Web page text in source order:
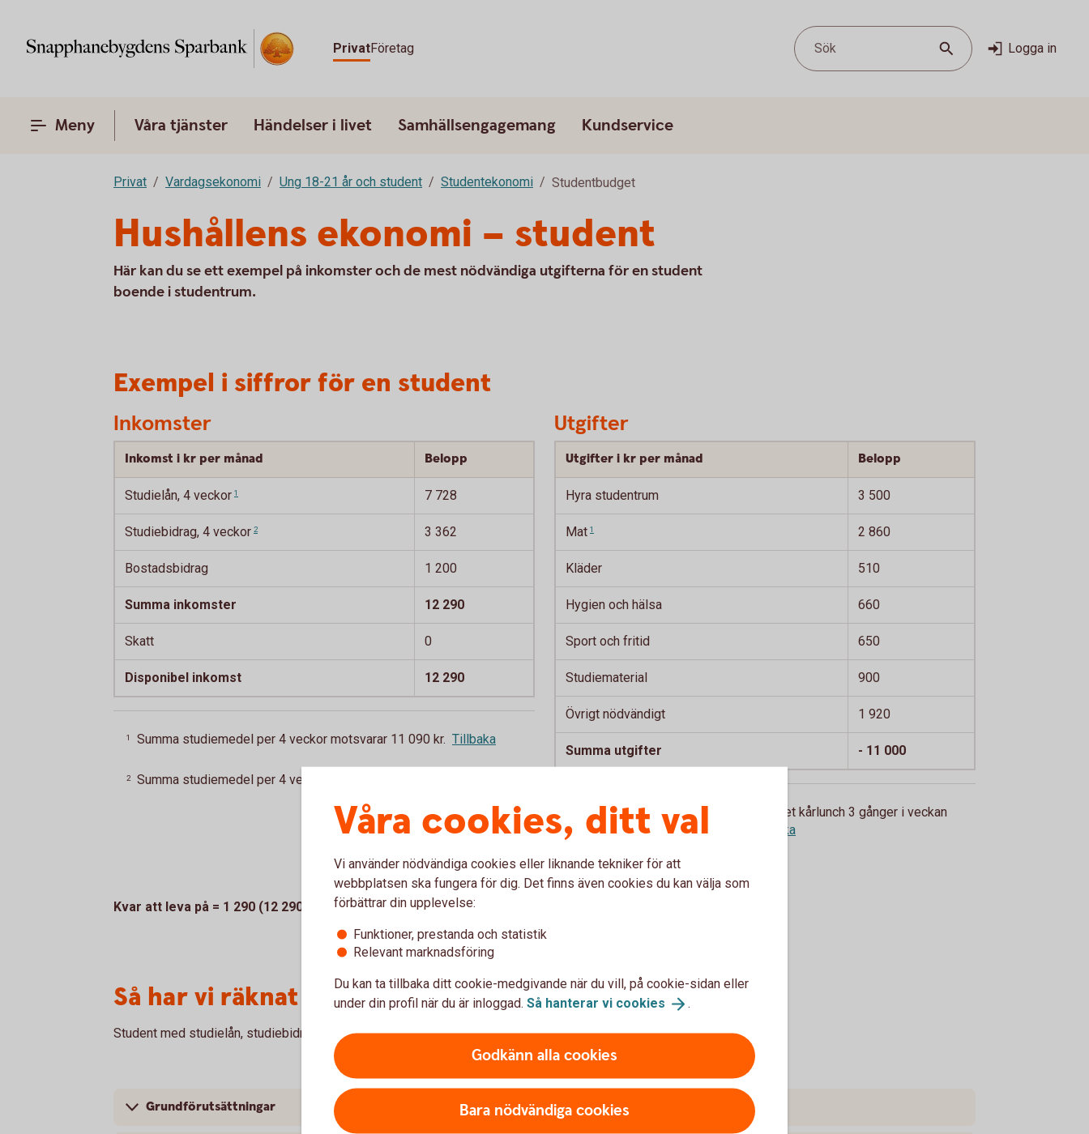
PrivatFöretag Sök Logga in
Meny Våra tjänster Händelser i livet Samhällsengagemang Kundservice
Privat Vardagsekonomi Ung 18-21 år och student Studentekonomi Studentbudget
Hushållens ekonomi – student
Här kan du se ett exempel på inkomster och de mest nödvändiga utgifterna för en student
boende i studentrum.
Exempel i siffror för en student
Inkomster
Inkomst i kr per månad Belopp
Studielån, 4 veckor 1 7 728
Studiebidrag, 4 veckor 2 3 362
Bostadsbidrag 1 200
Summa inkomster 12 290
Skatt 0
Disponibel inkomst 12 290
1 Summa studiemedel per 4 veckor motsvarar 11 090 kr. Tillbaka
2 Summa studiemedel per 4 veckor motsvarar 11 090 kr.
Utgifter
Utgifter i kr per månad Belopp
Hyra studentrum 3 500
Mat 1 2 860
Kläder 510
Hygien och hälsa 660
Sport och fritid 650
Studiematerial 900
Övrigt nödvändigt 1 920
Summa utgifter - 11 000
Lagar all mat hemma. Äter man i stället kårlunch 3 gånger i veckan
så ökar utgiften med 1 000 kr.
Tillbaka
Kvar att leva på = 1 290 (12 290-11 000)
Så har vi räknat
Student med studielån, studiebidrag och bostadsbidrag. Bor i studentrum.
Grundförutsättningar
Våra cookies, ditt val
Vi använder nödvändiga cookies eller liknande tekniker för att
webbplatsen ska fungera för dig. Det finns även cookies du kan välja som
förbättrar din upplevelse:
Funktioner, prestanda och statistik
Relevant marknadsföring
Du kan ta tillbaka ditt cookie-medgivande när du vill, på cookie-sidan eller
under din profil när du är inloggad. Så hanterar vi cookies .
Godkänn alla cookies
Bara nödvändiga cookies